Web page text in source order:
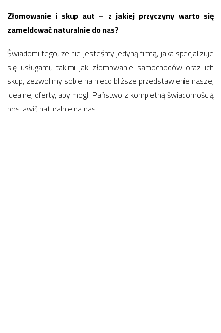
Złomowanie i skup aut – z jakiej przyczyny warto się
zameldować naturalnie do nas?
Świadomi tego, że nie jesteśmy jedyną firmą, jaka specjalizuje
się usługami, takimi jak złomowanie samochodów oraz ich
skup, zezwolimy sobie na nieco bliższe przedstawienie naszej
idealnej oferty, aby mogli Państwo z kompletną świadomością
postawić naturalnie na nas.